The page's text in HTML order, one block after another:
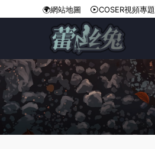
🌍網站地圖 COSER視頻專題